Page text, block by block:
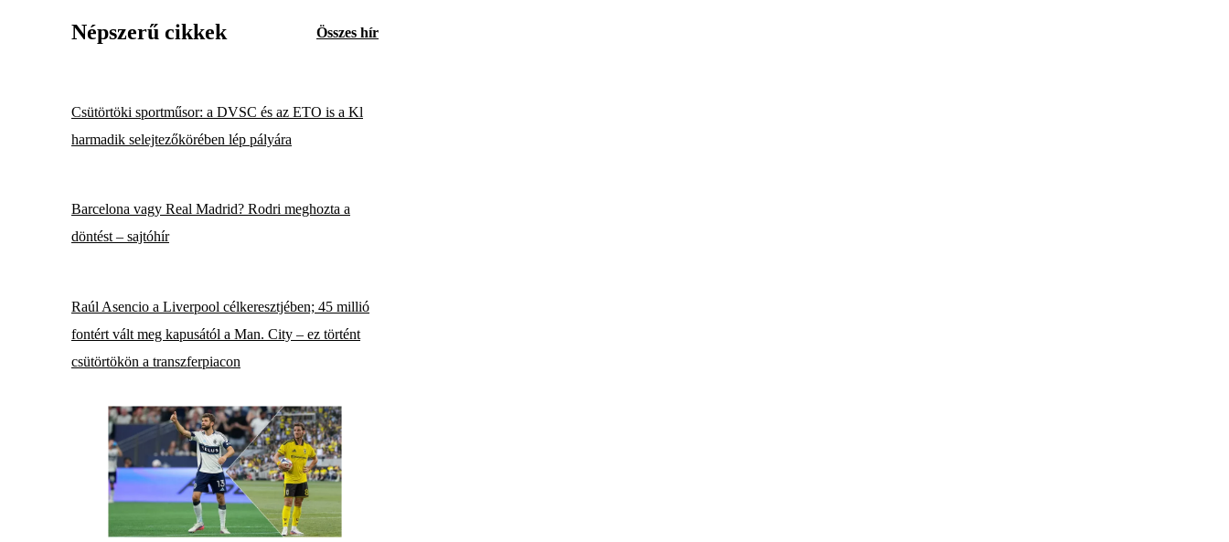
Népszerű cikkek Összes hír
Csütörtöki sportműsor: a DVSC és az ETO is a Kl
harmadik selejtezőkörében lép pályára
Barcelona vagy Real Madrid? Rodri meghozta a
döntést – sajtóhír
Raúl Asencio a Liverpool célkeresztjében; 45 millió
fontért vált meg kapusától a Man. City – ez történt
csütörtökön a transzferpiacon